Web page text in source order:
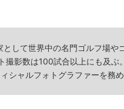
して世界中の名門ゴルフ場や
撮影数は100試合以上にも及
シャルフォトグラファーを務